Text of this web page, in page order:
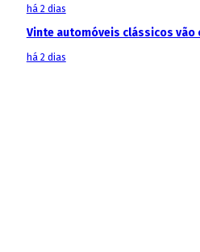
há 2 dias
Vinte automóveis clássicos
há 2 dias